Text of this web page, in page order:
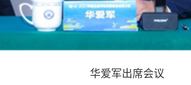
华爱军出席会议